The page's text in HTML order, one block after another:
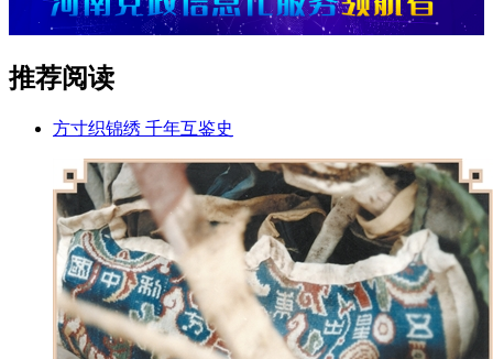
推荐阅读
方寸织锦绣 千年互鉴史